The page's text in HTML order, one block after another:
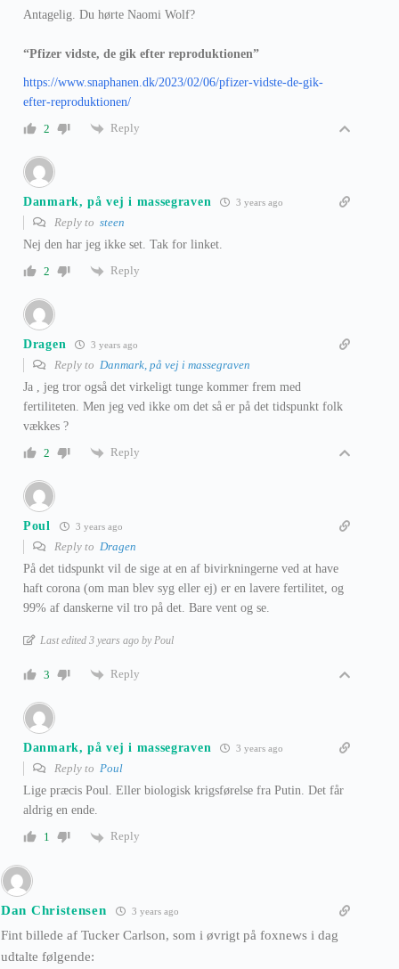
Antagelig. Du hørte Naomi Wolf?
“Pfizer vidste, de gik efter reproduktionen”
https://www.snaphanen.dk/2023/02/06/pfizer-vidste-de-gik-
efter-reproduktionen/
2
Reply
Danmark, på vej i massegraven 3 years ago
Reply to steen
Nej den har jeg ikke set. Tak for linket.
2
Reply
Dragen 3 years ago
Reply to Danmark, på vej i massegraven
Ja , jeg tror også det virkeligt tunge kommer frem med
fertiliteten. Men jeg ved ikke om det så er på det tidspunkt folk
vækkes ?
2
Reply
Poul 3 years ago
Reply to Dragen
På det tidspunkt vil de sige at en af bivirkningerne ved at have
haft corona (om man blev syg eller ej) er en lavere fertilitet, og
99% af danskerne vil tro på det. Bare vent og se.
Last edited 3 years ago by Poul
3 Reply
Danmark, på vej i massegraven 3 years ago
Reply to Poul
Lige præcis Poul. Eller biologisk krigsførelse fra Putin. Det får
aldrig en ende.
1
Reply
Dan Christensen 3 years ago
Fint billede af Tucker Carlson, som i øvrigt på foxnews i dag
udtalte følgende: